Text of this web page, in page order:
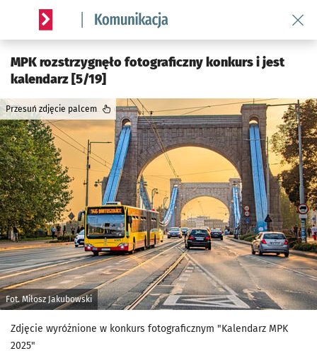
Serwis informacyjny wroclaw.pl podserwis: Komunikacja
MPK rozstrzygnęło fotograficzny konkurs i jest
kalendarz [5/19]
Fot. Miłosz Jakubowski
Przesuń zdjęcie palcem
Zdjęcie wyróżnione w konkurs fotograficznym "Kalendarz MPK
2025"